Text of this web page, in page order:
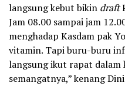
langsung kebut bikin draft
Jam 08.00 sampai jam
menghadap Kasdam pak
vitamin. Tapi buru-buru
langsung ikut rapat dalam
semangatnya,” kenang